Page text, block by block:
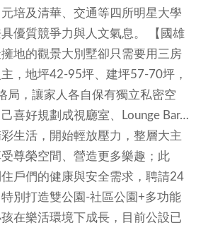
培及清華、交通等四所明星大學
優質競爭力與人文氣息。
【國雄
地的觀景大別墅卻只需要用三房
，地坪42-95坪、建坪57-70坪，
局，讓家人各自保有獨立私密空
喜好規劃成視廳室、Lounge Bar…
生活，開始輕放壓力，整層大主
尊榮空間、營造更多樂趣；此
戶們的健康與安全需求，聘請24
別打造雙公園-社區公園+多功能
在樂活環境下成長，目前公設已